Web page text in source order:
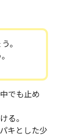
。
でも止め
る。
キとした少